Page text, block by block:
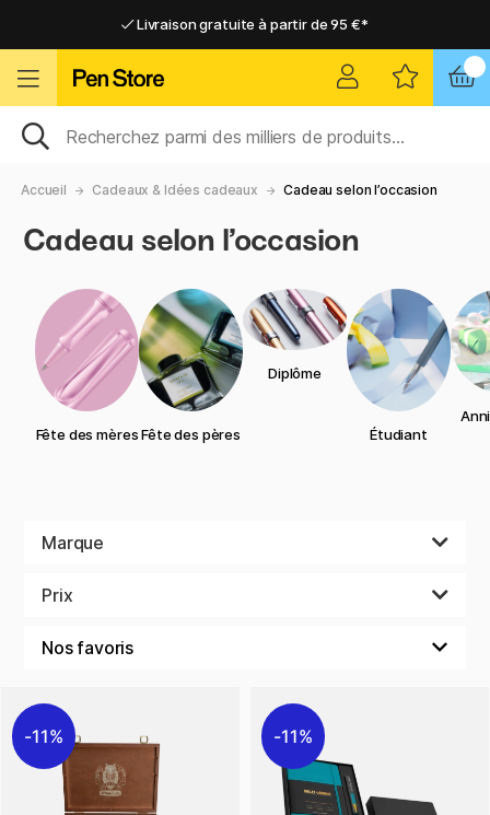
Livraison gratuite à partir de 95 €*
Livraison domicile ou point relais
Livraison gratuite à partir de 95 €*
Livraison domicile ou point relais
Accueil Cadeaux & Idées cadeaux Cadeau selon l’occasion
Cadeau selon l’occasion
Fête des mèresFête des pères
Diplôme
Étudiant
Marque
Prix
11% 11%